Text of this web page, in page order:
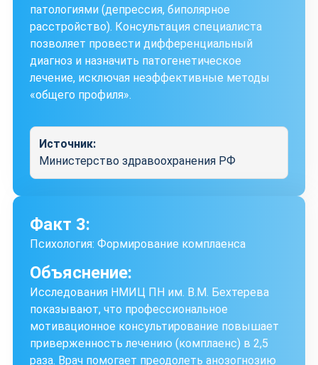
патологиями (депрессия, биполярное
расстройство). Консультация специалиста
позволяет провести дифференциальный
диагноз и назначить патогенетическое
лечение, исключая неэффективные методы
«общего профиля».
Источник:
Министерство здравоохранения РФ
Факт 3:
Психология: Формирование комплаенса
Объяснение:
Исследования НМИЦ ПН им. В.М. Бехтерева
показывают, что профессиональное
мотивационное консультирование повышает
приверженность лечению (комплаенс) в 2,5
раза. Врач помогает преодолеть анозогнозию